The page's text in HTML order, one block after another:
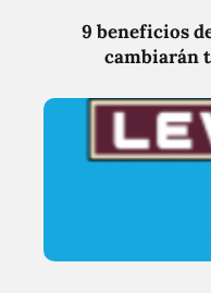
9 beneficios
cambiarán